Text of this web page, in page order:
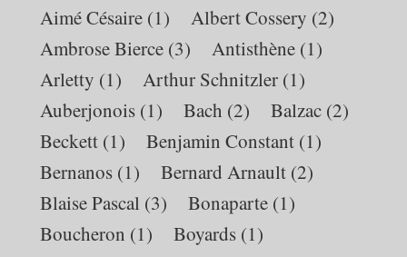
Aimé Césaire (1) Albert Cossery (2)
Ambrose Bierce (3) Antisthène (1)
Arletty (1) Arthur Schnitzler (1)
Auberjonois (1) Bach (2) Balzac (2)
Beckett (1) Benjamin Constant (1)
Bernanos (1) Bernard Arnault (2)
Blaise Pascal (3) Bonaparte (1)
Boucheron (1) Boyards (1)